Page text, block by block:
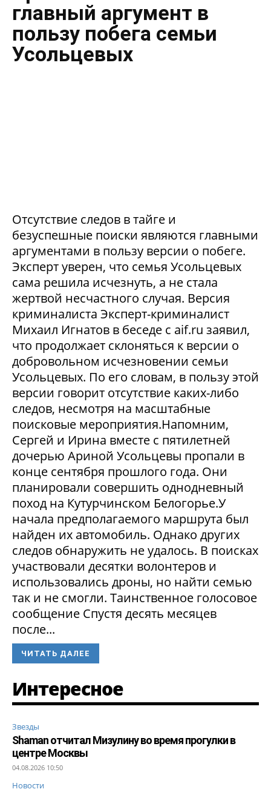
главный аргумент в
пользу побега семьи
Усольцевых
Отсутствие следов в тайге и
безуспешные поиски являются главными
аргументами в пользу версии о побеге.
Эксперт уверен, что семья Усольцевых
сама решила исчезнуть, а не стала
жертвой несчастного случая. Версия
криминалиста Эксперт-криминалист
Михаил Игнатов в беседе с aif.ru заявил,
что продолжает склоняться к версии о
добровольном исчезновении семьи
Усольцевых. По его словам, в пользу этой
версии говорит отсутствие каких-либо
следов, несмотря на масштабные
поисковые мероприятия.Напомним,
Сергей и Ирина вместе с пятилетней
дочерью Ариной Усольцевы пропали в
конце сентября прошлого года. Они
планировали совершить однодневный
поход на Кутурчинском Белогорье.У
начала предполагаемого маршрута был
найден их автомобиль. Однако других
следов обнаружить не удалось. В поисках
участвовали десятки волонтеров и
использовались дроны, но найти семью
так и не смогли. Таинственное голосовое
сообщение Спустя десять месяцев
после...
ЧИТАТЬ ДАЛЕЕ
Интересное
Звезды
Shaman отчитал Мизулину во время прогулки в
центре Москвы
04.08.2026 10:50
Новости